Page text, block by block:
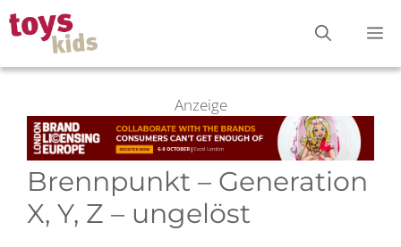
Zum
Inhalt
springen
Anzeige
Brennpunkt – Generation
X, Y, Z – ungelöst